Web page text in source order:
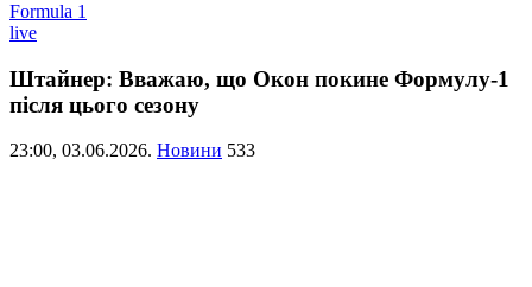
Formula 1
live
Штайнер: Вважаю, що Окон покине Формулу-1
після цього сезону
23:00, 03.06.2026. Новини 533